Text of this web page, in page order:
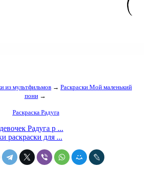
из мультфильмов → Раскраски Мой маленький
пони →
Раскраска Радуга
Радуга р ...
раскраски для ...